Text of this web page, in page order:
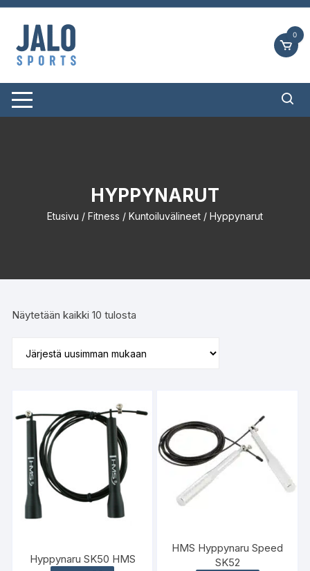
Siirry
suoraan
sisältöön
0
HYPPYNARUT
Etusivu / Fitness / Kuntoiluvälineet/ Hyppynarut
Näytetään kaikki 10 tulosta
Hyppynaru SK50 HMS
HMS Hyppynaru Speed
SK52